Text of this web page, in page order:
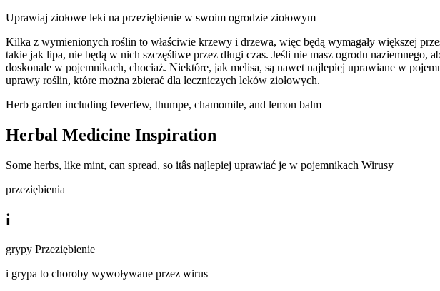
Uprawiaj ziołowe leki na przeziębienie w swoim ogrodzie ziołowym
Kilka z wymienionych roślin to właściwie krzewy i drzewa, więc będą wymagały większej
takie jak lipa, nie będą w nich szczęśliwe przez długi czas. Jeśli nie masz ogrodu
doskonale w pojemnikach, chociaż. Niektóre, jak melisa, są nawet najlepiej uprawiane w
uprawy roślin, które można zbierać dla leczniczych leków ziołowych.
Herb garden including feverfew, thumpe, chamomile, and lemon balm
Herbal Medicine Inspiration
Some herbs, like mint, can spread, so itâs najlepiej uprawiać je w pojemnikach Wirusy
przeziębienia
i
grypy Przeziębienie
i grypa to choroby wywoływane przez wirus